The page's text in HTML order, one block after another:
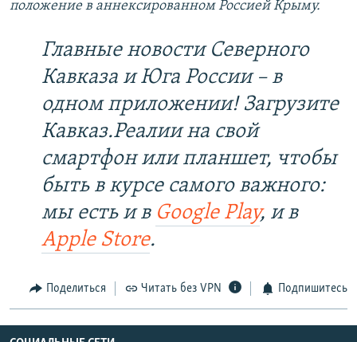
положение в аннексированном Россией Крыму.
Главные новости Северного
Кавказа и Юга России – в
одном приложении! Загрузите
Кавказ.Реалии на свой
смартфон или планшет, чтобы
быть в курсе самого важного:
мы есть и в Google Play, и в
Apple Store.
Поделиться Читать без VPN Подпишитесь